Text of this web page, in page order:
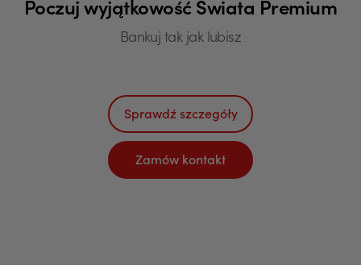
Poczuj wyjątkowość Świata Premium
Bankuj tak jak lubisz
Sprawdź szczegóły
Zamów kontakt